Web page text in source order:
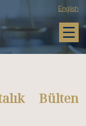
English
Bülten